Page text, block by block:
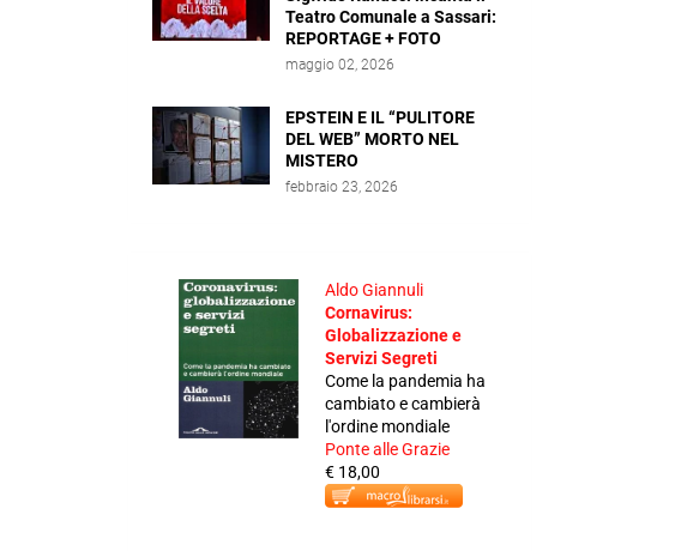
Teatro Comunale a Sassari:
REPORTAGE + FOTO
maggio 02, 2026
EPSTEIN E IL “PULITORE
DEL WEB” MORTO NEL
MISTERO
febbraio 23, 2026
Aldo Giannuli
Cornavirus:
Globalizzazione e
Servizi Segreti
Come la pandemia ha
cambiato e cambierà
l'ordine mondiale
Ponte alle Grazie
€ 18,00